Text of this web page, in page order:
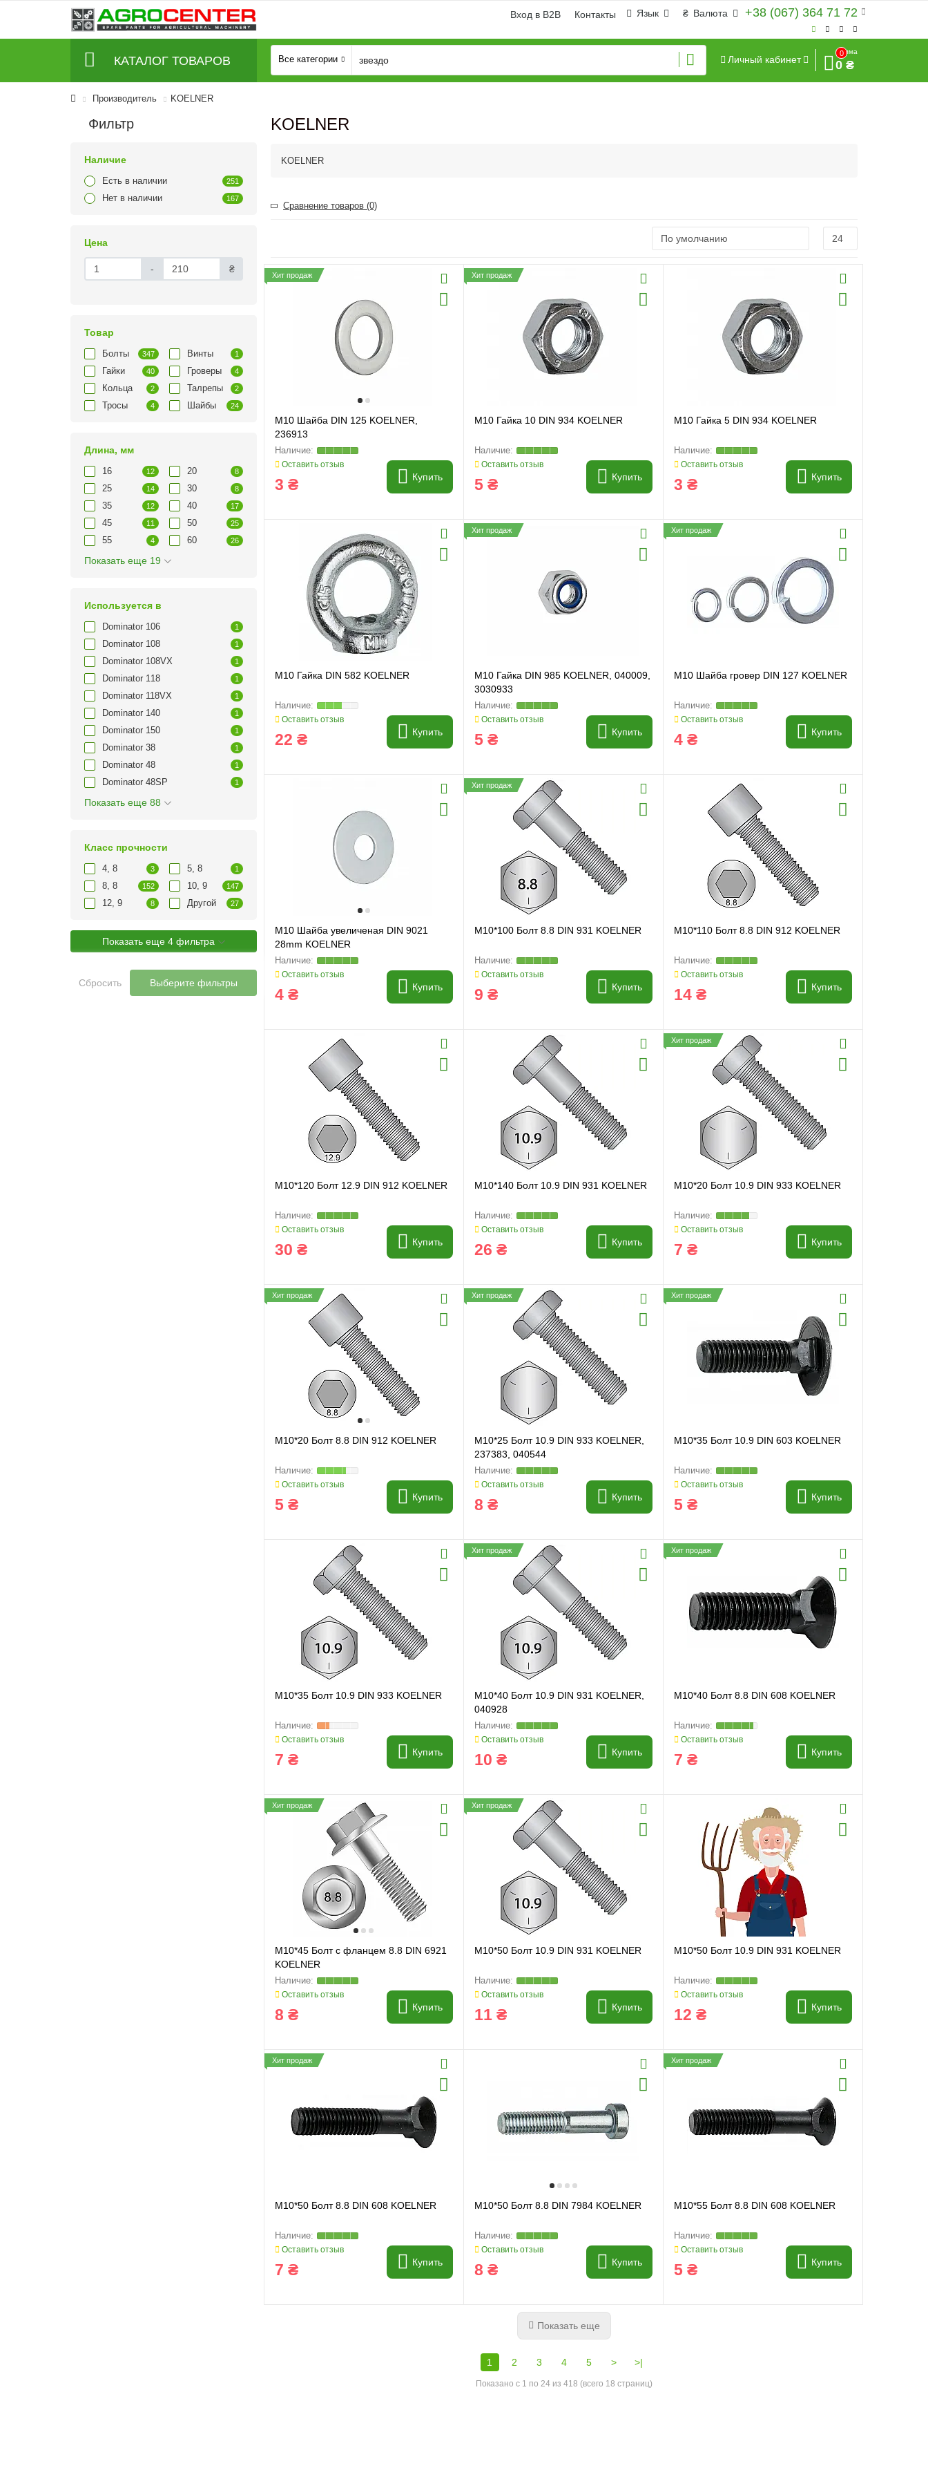
+38 (067) 364 71 72
₴ Валюта
Язык
Вход в B2B Контакты
КАТАЛОГ ТОВАРОВ Все категории Личный кабинет
0
Сумма
0 ₴
Производитель KOELNER
Фильтр
Наличие
Есть в наличии 251
Нет в наличии 167
Цена
- ₴
Товар
Болты 347 Винты 1
Гайки 40 Гроверы 4
Кольца 2 Талрепы 2
Тросы 4 Шайбы 24
Длина, мм
16 12 20 8
25 14 30 8
35 12 40 17
45 11 50 25
55 4 60 26
Показать еще 19
Используется в
Dominator 106 1
Dominator 108 1
Dominator 108VX 1
Dominator 118 1
Dominator 118VX 1
Dominator 140 1
Dominator 150 1
Dominator 38 1
Dominator 48 1
Dominator 48SP 1
Показать еще 88
Класс прочности
4, 8 3 5, 8 1
8, 8 152 10, 9 147
12, 9 8 Другой 27
Показать еще 4 фильтра
Сбросить Выберите фильтры
KOELNER
KOELNER
Сравнение товаров (0)
Хит продаж
M10 Шайба DIN 125 KOELNER,
236913
Оставить отзыв
3 ₴ Купить
Хит продаж
M10 Гайка 10 DIN 934 KOELNER
Оставить отзыв
5 ₴ Купить
M10 Гайка 5 DIN 934 KOELNER
Оставить отзыв
3 ₴ Купить
M10 Гайка DIN 582 KOELNER
Оставить отзыв
22 ₴ Купить
Хит продаж
M10 Гайка DIN 985 KOELNER, 040009,
3030933
Оставить отзыв
5 ₴ Купить
Хит продаж
M10 Шайба гровер DIN 127 KOELNER
Оставить отзыв
4 ₴ Купить
M10 Шайба увеличеная DIN 9021
28mm KOELNER
Оставить отзыв
4 ₴ Купить
Хит продаж
M10*100 Болт 8.8 DIN 931 KOELNER
Оставить отзыв
9 ₴ Купить
M10*110 Болт 8.8 DIN 912 KOELNER
Оставить отзыв
14 ₴ Купить
M10*120 Болт 12.9 DIN 912 KOELNER
Оставить отзыв
30 ₴ Купить
M10*140 Болт 10.9 DIN 931 KOELNER
Оставить отзыв
26 ₴ Купить
Хит продаж
M10*20 Болт 10.9 DIN 933 KOELNER
Оставить отзыв
7 ₴ Купить
Хит продаж
M10*20 Болт 8.8 DIN 912 KOELNER
Оставить отзыв
5 ₴ Купить
Хит продаж
M10*25 Болт 10.9 DIN 933 KOELNER,
237383, 040544
Оставить отзыв
8 ₴ Купить
Хит продаж
M10*35 Болт 10.9 DIN 603 KOELNER
Оставить отзыв
5 ₴ Купить
M10*35 Болт 10.9 DIN 933 KOELNER
Оставить отзыв
7 ₴ Купить
Хит продаж
M10*40 Болт 10.9 DIN 931 KOELNER,
040928
Оставить отзыв
10 ₴ Купить
Хит продаж
M10*40 Болт 8.8 DIN 608 KOELNER
Оставить отзыв
7 ₴ Купить
Хит продаж
M10*45 Болт с фланцем 8.8 DIN 6921
KOELNER
Оставить отзыв
8 ₴ Купить
Хит продаж
M10*50 Болт 10.9 DIN 931 KOELNER
Оставить отзыв
11 ₴ Купить
M10*50 Болт 10.9 DIN 931 KOELNER
Оставить отзыв
12 ₴ Купить
Хит продаж
M10*50 Болт 8.8 DIN 608 KOELNER
Оставить отзыв
7 ₴ Купить
M10*50 Болт 8.8 DIN 7984 KOELNER
Оставить отзыв
8 ₴ Купить
Хит продаж
M10*55 Болт 8.8 DIN 608 KOELNER
Оставить отзыв
5 ₴ Купить
Показать еще
1 2 3 4 5 > >|
Показано с 1 по 24 из 418 (всего 18 страниц)